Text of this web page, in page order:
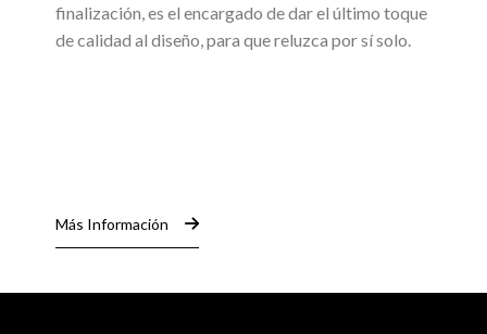
finalización, es el encargado de dar el último toque
de calidad al diseño, para que reluzca por sí solo.
Más Información